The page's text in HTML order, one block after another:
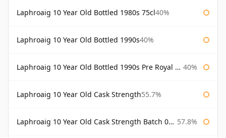
Laphroaig 10 Year Old Bottled 1980s 75cl40%
Laphroaig 10 Year Old Bottled 1990s40%
Laphroaig 10 Year Old Bottled 1990s Pre Royal Warrant 40%
Laphroaig 10 Year Old Cask Strength55.7%
Laphroaig 10 Year Old Cask Strength Batch 001 Bottled 2009 57.8%